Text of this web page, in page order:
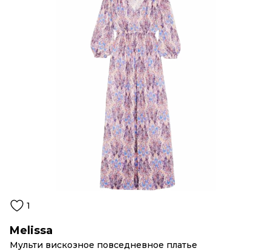
1
Melissa
Мульти вискозное повседневное платье